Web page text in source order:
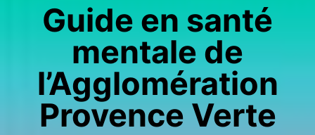
Guide en santé
mentale de
l’Agglomération
Provence Verte